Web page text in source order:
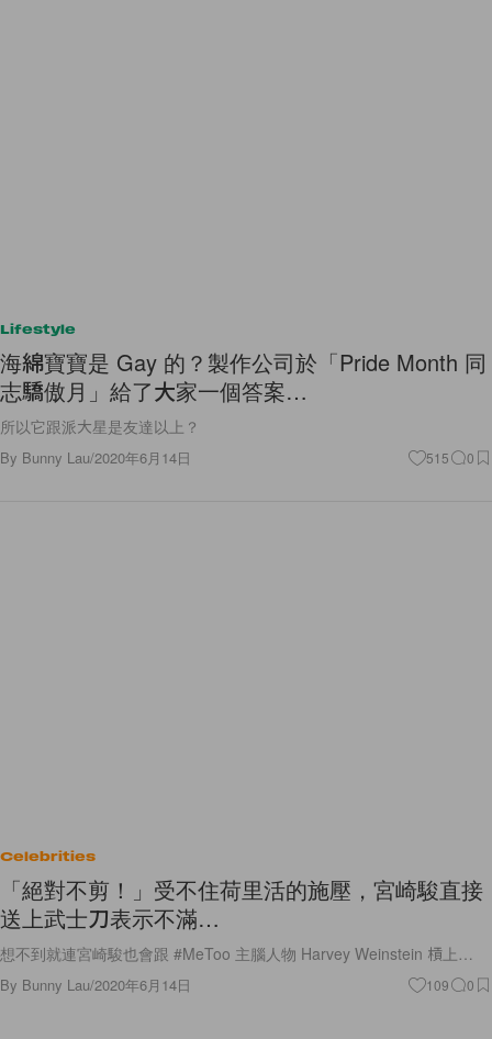
Lifestyle
海綿寶寶是 Gay 的？製作公司於「Pride Month 同
志驕傲月」給了大家一個答案…
所以它跟派大星是友達以上？
By Bunny Lau/2020年6月14日 515 0
Celebrities
「絕對不剪！」受不住荷里活的施壓，宮崎駿直接
送上武士刀表示不滿…
想不到就連宮崎駿也會跟 #MeToo 主腦人物 Harvey Weinstein 槓上…
By Bunny Lau/2020年6月14日 109 0